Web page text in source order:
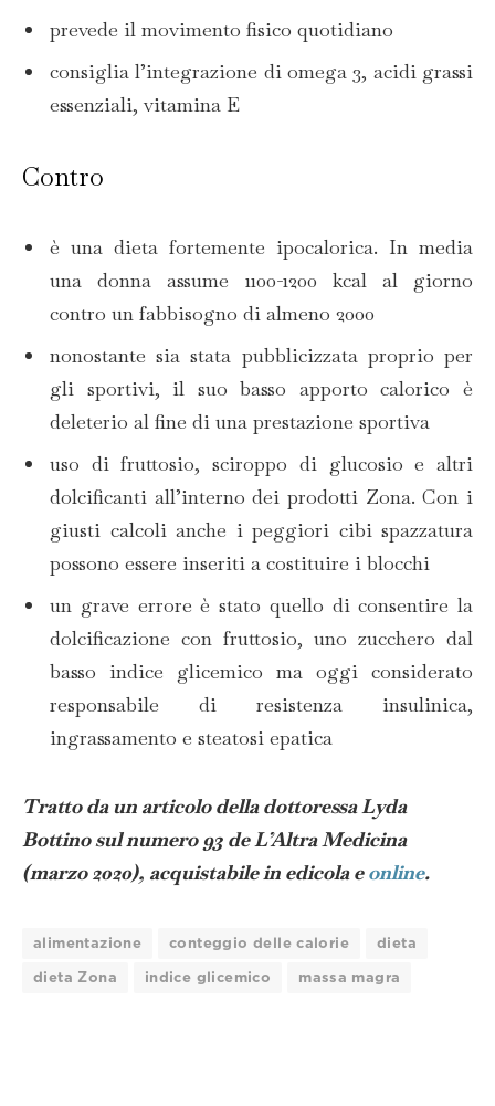
prevede il movimento fisico quotidiano
consiglia l’integrazione di omega 3, acidi grassi
essenziali, vitamina E
Contro
è una dieta fortemente ipocalorica. In media
una donna assume 1100-1200 kcal al giorno
contro un fabbisogno di almeno 2000
nonostante sia stata pubblicizzata proprio per
gli sportivi, il suo basso apporto calorico è
deleterio al fine di una prestazione sportiva
uso di fruttosio, sciroppo di glucosio e altri
dolcificanti all’interno dei prodotti Zona. Con i
giusti calcoli anche i peggiori cibi spazzatura
possono essere inseriti a costituire i blocchi
un grave errore è stato quello di consentire la
dolcificazione con fruttosio, uno zucchero dal
basso indice glicemico ma oggi considerato
responsabile di resistenza insulinica,
ingrassamento e steatosi epatica
Tratto da un articolo della dottoressa Lyda
Bottino sul numero 93 de L’Altra Medicina
(marzo 2020), acquistabile in edicola eonline.
alimentazione conteggio delle calorie dieta
dieta Zona indice glicemico massa magra